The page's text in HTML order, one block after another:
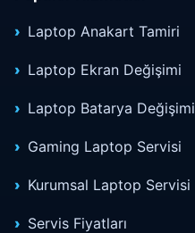
Laptop Anakart Tamiri
Laptop Ekran Değişimi
Laptop Batarya Değişimi
Gaming Laptop Servisi
Kurumsal Laptop Servisi
Servis Fiyatları